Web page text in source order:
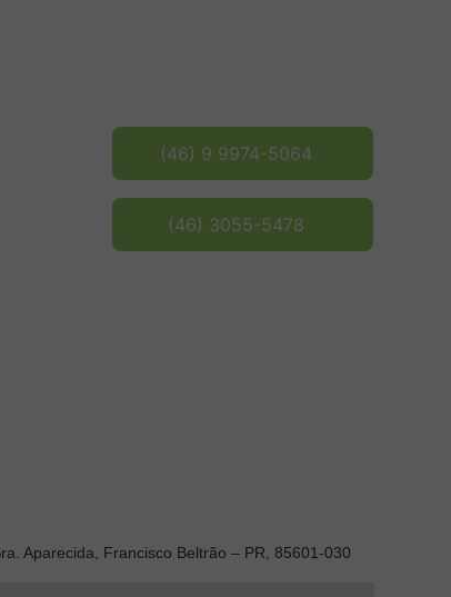
(46) 9 9974-5064
(46) 3055-5478
Aparecida, Francisco Beltrão – PR, 85601-030